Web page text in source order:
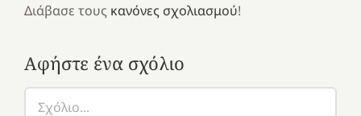
Διάβασε τους κανόνες σχολιασμού!
Αφήστε ένα σχόλιο